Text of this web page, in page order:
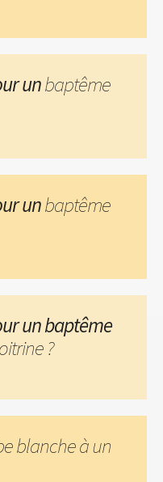
unbaptême
unbaptême
un baptême
?
blanche à un